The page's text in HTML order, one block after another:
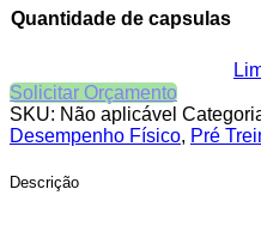
Quantidade de capsulas
Solicitar Orçamento
SKU: Não aplicável
Desempenho Físico, Pré
Descrição